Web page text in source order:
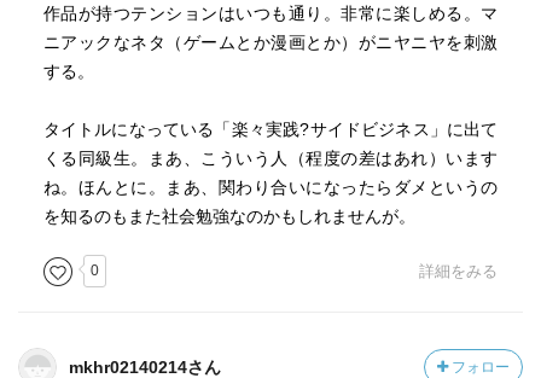
作品が持つテンションはいつも通り。非常に楽しめる。マ
ニアックなネタ（ゲームとか漫画とか）がニヤニヤを刺激
する。
タイトルになっている「楽々実践?サイドビジネス」に出て
くる同級生。まあ、こういう人（程度の差はあれ）います
ね。ほんとに。まあ、関わり合いになったらダメというの
を知るのもまた社会勉強なのかもしれませんが。
0 詳細をみる
mkhr02140214さん フォロー